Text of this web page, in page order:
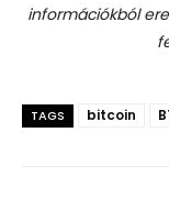
információkból
TAGS bitcoin